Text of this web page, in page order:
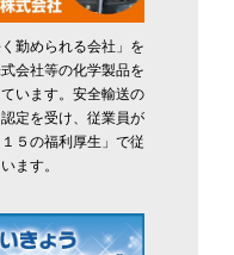
勤められる会社」を
会社等の化学製品を
います。安全輸送の
定を受け、従業員が
５の福利厚生」で従
ます。